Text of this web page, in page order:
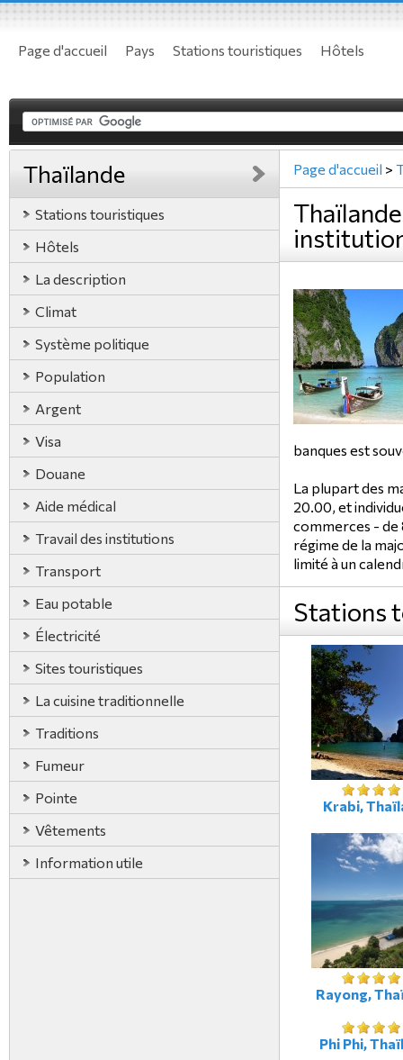
Page d'accueil Pays Stations touristiques Hôtels
Thaïlande
Stations touristiques
Hôtels
La description
Climat
Système politique
Population
Argent
Visa
Douane
Aide médical
Travail des institutions
Transport
Eau potable
Électricité
Sites touristiques
La cuisine traditionnelle
Traditions
Fumeur
Pointe
Vêtements
Information utile
Page d'accueil >
banques est
La plupart des
20.00, et
commerces - de
régime de la
limité à un
Stations
Krabi,
Rayong,
Phi Phi,